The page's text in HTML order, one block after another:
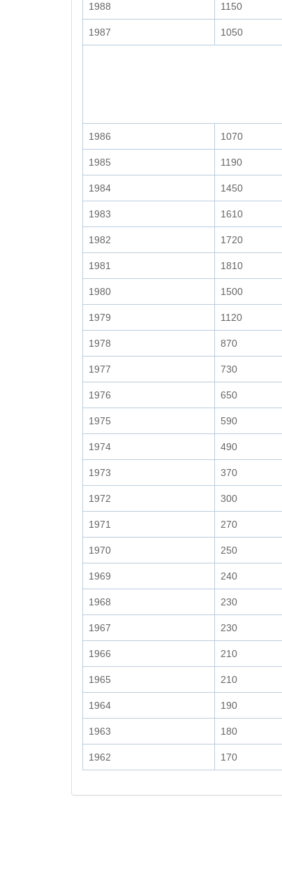
1988 1150
1987 1050
1986 1070
1985 1190
1984 1450
1983 1610
1982 1720
1981 1810
1980 1500
1979 1120
1978 870
1977 730
1976 650
1975 590
1974 490
1973 370
1972 300
1971 270
1970 250
1969 240
1968 230
1967 230
1966 210
1965 210
1964 190
1963 180
1962 170